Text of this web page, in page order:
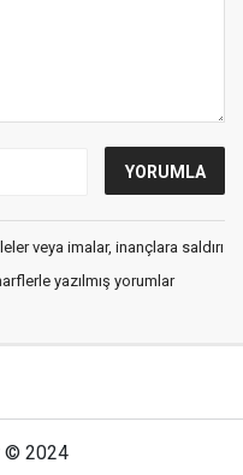
veya imalar, inançlara saldırı
yazılmış yorumlar
© 2024